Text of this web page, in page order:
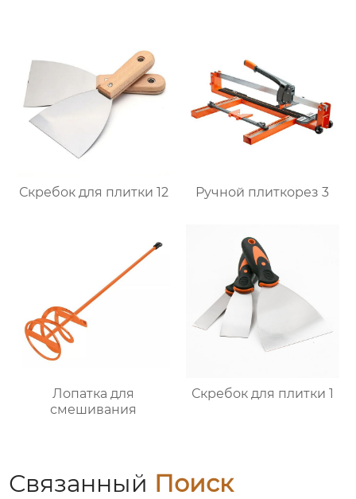
Скребок для плитки 12 Ручной плиткорез 3
Лопатка для
смешивания
Скребок для плитки 1
Связанный Поиск